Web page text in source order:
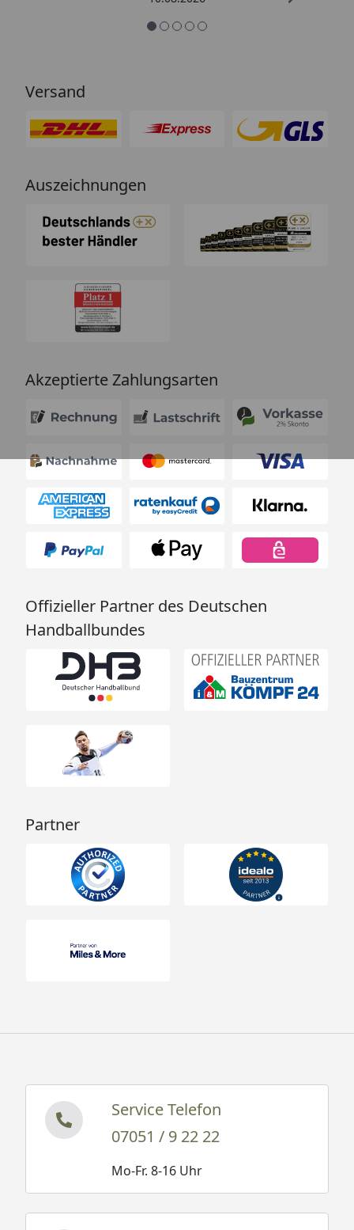
Versand
Auszeichnungen
Akzeptierte Zahlungsarten
Offizieller Partner des Deutschen
Handballbundes
Partner
Service Telefon
07051 / 9 22 22
Mo-Fr. 8-16 Uhr